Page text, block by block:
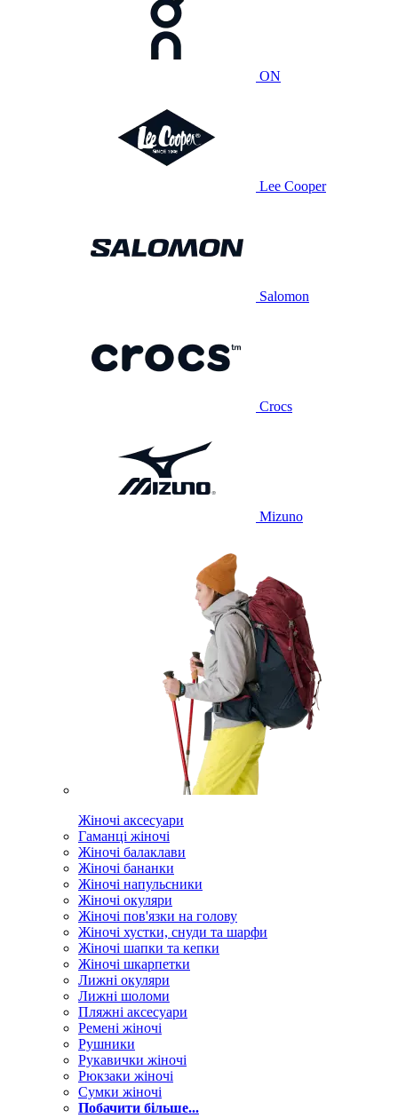
ON
Lee Cooper
Salomon
Crocs
Mizuno
Жіночі аксесуари
Гаманці жіночі
Жіночі балаклави
Жіночі бананки
Жіночі напульсники
Жіночі окуляри
Жіночі пов'язки на голову
Жіночі хустки, снуди та шарфи
Жіночі шапки та кепки
Жіночі шкарпетки
Лижні окуляри
Лижні шоломи
Пляжні аксесуари
Ремені жіночі
Рушники
Рукавички жіночі
Рюкзаки жіночі
Сумки жіночі
Побачити більше...